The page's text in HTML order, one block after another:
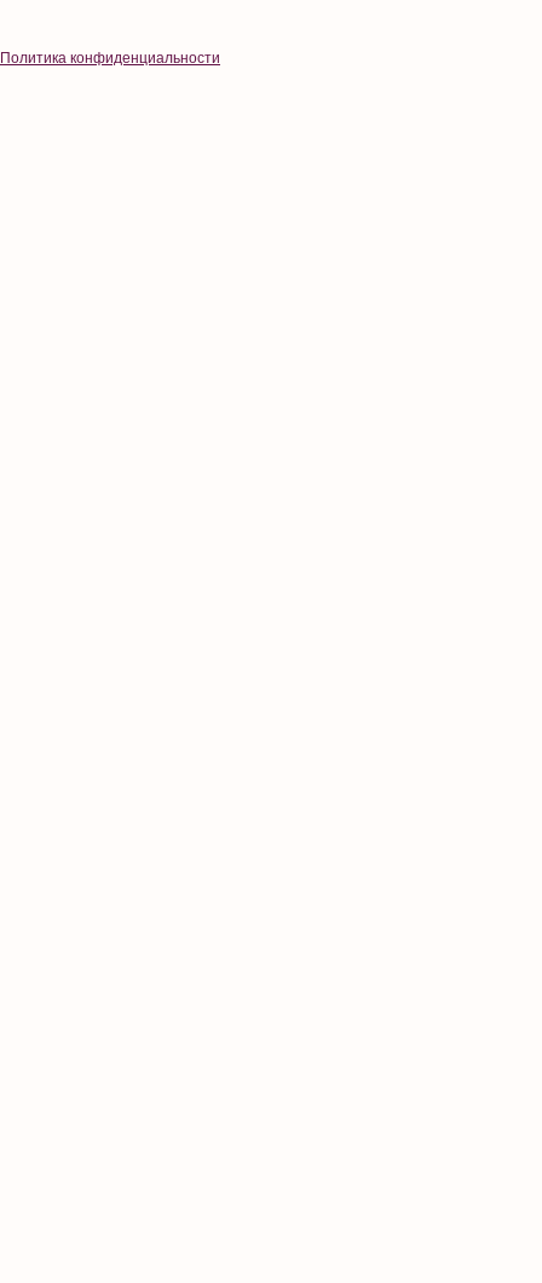
Политика конфиденциальности